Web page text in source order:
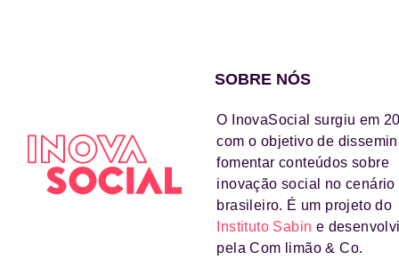
SOBRE NÓS
O InovaSocial surgiu em
com o objetivo de
fomentar conteúdos sobre
inovação social no cenário
brasileiro. É um projeto do
Instituto Sabin e
pela Com limão & Co.